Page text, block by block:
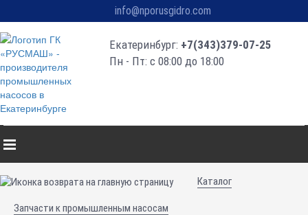
info@nporusgidro.com
Екатеринбург: +7(343)379-07-25
Пн - Пт: с 08:00 до 18:00
Каталог
Запчасти к промышленным насосам